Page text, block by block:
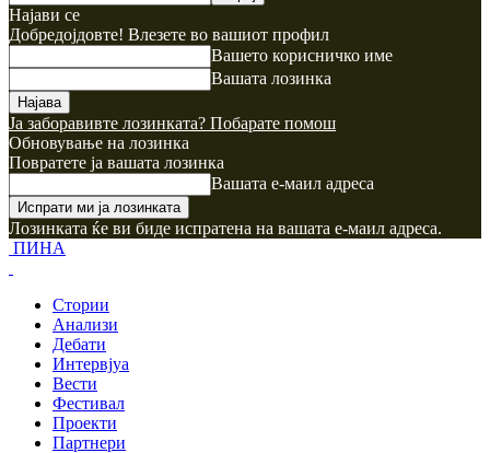
Најави се
Добредојдовте! Влезете во вашиот профил
Вашето корисничко име
Вашата лозинка
Ја заборавивте лозинката? Побарате помош
Обновување на лозинка
Повратете ја вашата лозинка
Вашата е-маил адреса
Лозинката ќе ви биде испратена на вашата е-маил адреса.
ПИНА
Стории
Анализи
Дебати
Интервјуа
Вести
Фестивал
Проекти
Партнери